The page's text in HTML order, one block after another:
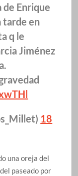
de Enrique
tarde en
q le
Jiménez
18
una oreja del
paseado por